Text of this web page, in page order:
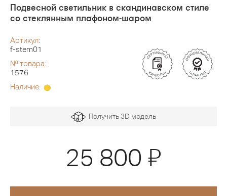
Подвесной светильник в скандинавском стиле
со стеклянным плафоном-шаром
Артикул:
f-stem01
№ товара:
1576
Наличие:
Получить 3D модель
25 800 Я